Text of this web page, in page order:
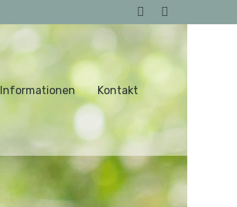
Informationen Kontakt